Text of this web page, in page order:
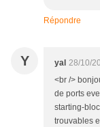
Répondre
Y yal 28/10/
<br />
de ports
starting-
trouvables